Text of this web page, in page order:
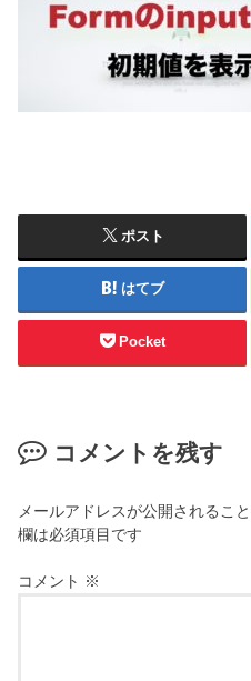
ポスト
はてブ
Pocket
コメントを残す
メールアドレスが公開されるこ
欄は必須項目です
コメント ※